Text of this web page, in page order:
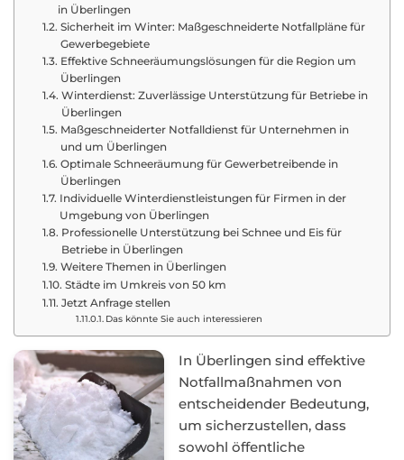
in Überlingen
Sicherheit im Winter: Maßgeschneiderte Notfallpläne für
Gewerbegebiete
Effektive Schneeräumungslösungen für die Region um
Überlingen
Winterdienst: Zuverlässige Unterstützung für Betriebe in
Überlingen
Maßgeschneiderter Notfalldienst für Unternehmen in
und um Überlingen
Optimale Schneeräumung für Gewerbetreibende in
Überlingen
Individuelle Winterdienstleistungen für Firmen in der
Umgebung von Überlingen
Professionelle Unterstützung bei Schnee und Eis für
Betriebe in Überlingen
Weitere Themen in Überlingen
Städte im Umkreis von 50 km
Jetzt Anfrage stellen
Das könnte Sie auch interessieren
In Überlingen sind effektive
Notfallmaßnahmen von
entscheidender Bedeutung,
um sicherzustellen, dass
sowohl öffentliche